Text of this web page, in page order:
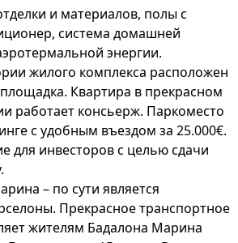
и материалов, полы с
система домашней
энергии.
жилого комплекса расположен
Квартира в прекрасном
работает консьерж. Паркоместо
с удобным въездом за 25.000€.
для инвесторов с целью сдачи
– по сути является
Прекрасное транспортное
жителям Бадалона Марина